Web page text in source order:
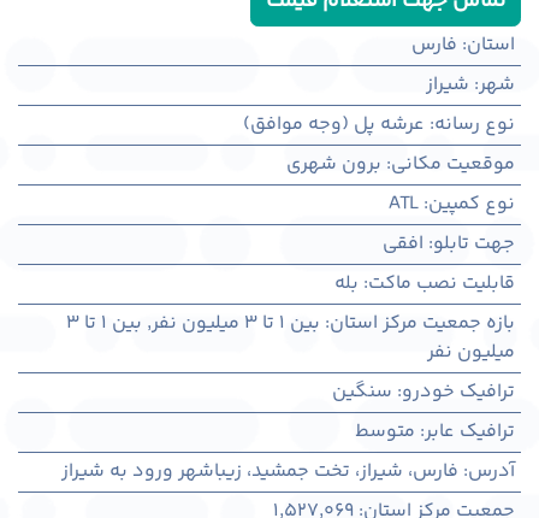
استان: فارس
شهر: شيراز
نوع رسانه: عرشه پل (وجه موافق)
موقعیت مکانی: برون شهری
نوع کمپین:
ATL
جهت تابلو: افقی
قابلیت نصب ماکت: بله
بازه جمعیت مرکز استان: بین ۱ تا ۳ میلیون نفر ,
بین ۱ تا ۳
میلیون نفر
ترافیک خودرو: سنگین
ترافیک عابر: متوسط
آدرس: فارس، شيراز، تخت جمشید، زیباشهر ورود به شیراز
جمعیت مرکز استان:
1,527,069